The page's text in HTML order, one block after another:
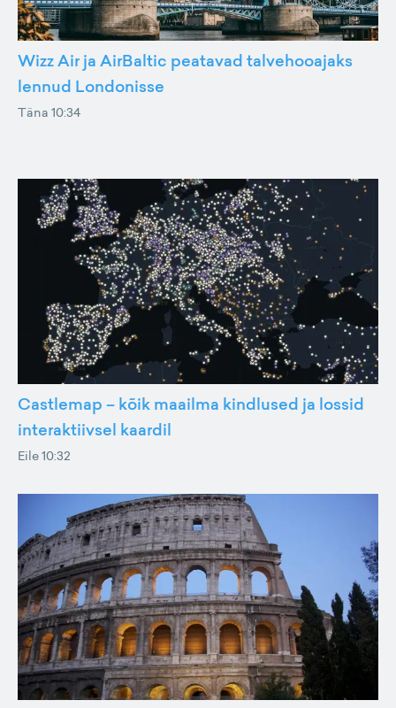
Wizz Air ja AirBaltic peatavad talvehooajaks
lennud Londonisse
Täna 10:34
Castlemap – kõik maailma kindlused ja lossid
interaktiivsel kaardil
Eile 10:32